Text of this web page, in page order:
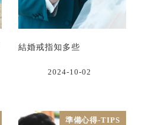
結婚戒指知多些
2024-10-02
準備心得-TIPS